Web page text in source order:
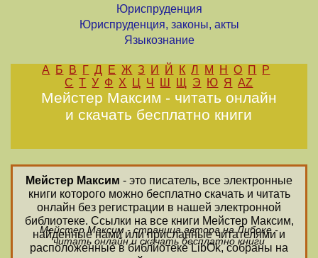
Юриспруденция
Юриспруденция, законы, акты
Языкознание
А Б В Г Д Е Ж З И Й К Л М Н О П
Р
С Т У Ф Х Ц Ч Ш Щ Э Ю Я AZ
Мейстер Максим - читать онлайн
и скачать бесплатно книги
Мейстер Максим - это писатель, все электронные
книги которого можно бесплатно скачать и читать
онлайн без регистрации в нашей электронной
библиотеке. Ссылки на все книги Мейстер Максим,
найденные нами или присланные читателями и
расположенные в библиотеке LibOk, собраны на
Мейстер Максим - страница автора на Либоке -
читать онлайн и скачать бесплатно книги